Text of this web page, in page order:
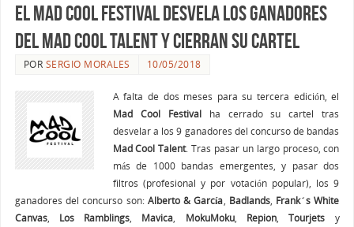
El Mad Cool Festival desvela los ganadores
del Mad Cool Talent y cierran su cartel
POR SERGIO MORALES 10/05/2018
A falta de dos meses para su tercera edición, el
Mad Cool Festivalha cerrado su cartel tras
desvelar a los 9 ganadores del concurso de bandas
Mad Cool Talent. Tras pasar un largo proceso, con
más de 1000 bandas emergentes, y pasar dos
filtros (profesional y por votación popular), los 9
ganadores del concurso son: Alberto & García Badlands, Frank´s White
Canvas, Los Ramblings Mavica MokuMoku, Repion,Tourjets y